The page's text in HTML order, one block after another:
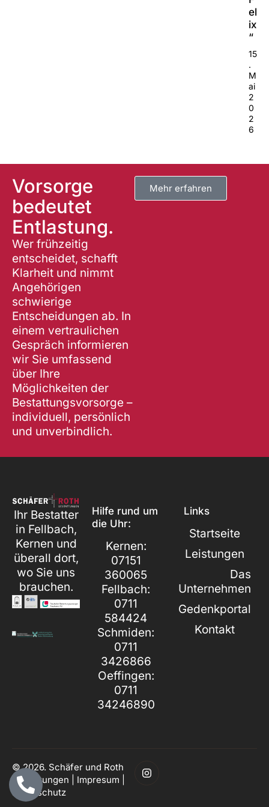
el
ix
“
15
.
M
ai
2
0
2
6
Vorsorge
bedeutet
Entlastung.
Wer frühzeitig
entscheidet, schafft
Klarheit und nimmt
Angehörigen
schwierige
Entscheidungen ab. In
einem vertraulichen
Gespräch informieren
wir Sie umfassend
über Ihre
Möglichkeiten der
Bestattungsvorsorge –
individuell, persönlich
und unverbindlich.
Mehr erfahren
Ihr Bestatter
in Fellbach,
Kernen und
überall dort,
wo Sie uns
brauchen.
Hilfe rund um
die Uhr:
Kernen:
07151
360065
Fellbach:
0711
584424
Schmiden:
0711
3426866
Oeffingen:
0711
34246890
Links
Startseite
Leistungen
Das
Unternehmen
Gedenkportal
Kontakt
© 2026. Schäfer und Roth
Bestattungen | Impresum
Datenschutz